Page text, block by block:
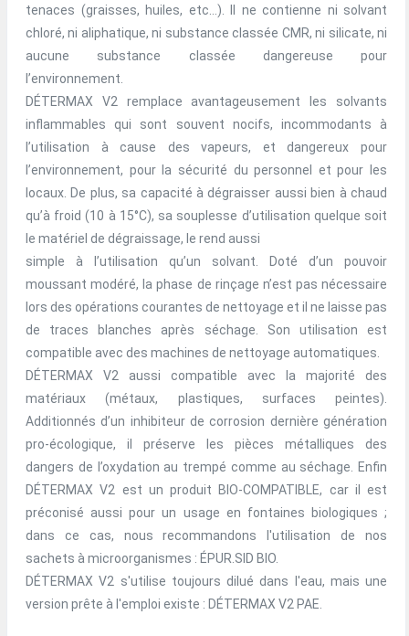
tenaces (graisses, huiles, etc…). Il ne contienne ni solvant
chloré, ni aliphatique, ni substance classée CMR, ni silicate, ni
aucune substance classée dangereuse pour
l’environnement.
DÉTERMAX V2 remplace avantageusement les solvants
inflammables qui sont souvent nocifs, incommodants à
l’utilisation à cause des vapeurs, et dangereux pour
l’environnement, pour la sécurité du personnel et pour les
locaux. De plus, sa capacité à dégraisser aussi bien à chaud
qu’à froid (10 à 15°C), sa souplesse d’utilisation quelque soit
le matériel de dégraissage, le rend aussi
simple à l’utilisation qu’un solvant. Doté d’un pouvoir
moussant modéré, la phase de rinçage n’est pas nécessaire
lors des opérations courantes de nettoyage et il ne laisse pas
de traces blanches après séchage. Son utilisation est
compatible avec des machines de nettoyage automatiques.
DÉTERMAX V2 aussi compatible avec la majorité des
matériaux (métaux, plastiques, surfaces peintes).
Additionnés d’un inhibiteur de corrosion dernière génération
pro-écologique, il préserve les pièces métalliques des
dangers de l’oxydation au trempé comme au séchage. Enfin
DÉTERMAX V2 est un produit BIO-COMPATIBLE, car il est
préconisé aussi pour un usage en fontaines biologiques ;
dans ce cas, nous recommandons l'utilisation de nos
sachets à microorganismes : ÉPUR.SID BIO.
DÉTERMAX V2 s'utilise toujours dilué dans l'eau, mais une
version prête à l'emploi existe : DÉTERMAX V2 PAE.